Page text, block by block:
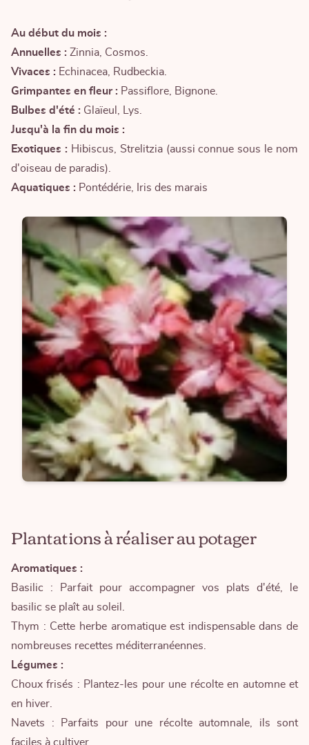
Au début du mois :
Annuelles : Zinnia, Cosmos.
Vivaces : Echinacea, Rudbeckia.
Grimpantes en fleur : Passiflore, Bignone.
Bulbes d'été : Glaïeul, Lys.
Jusqu'à la fin du mois :
Exotiques : Hibiscus, Strelitzia (aussi connue sous le nom
d'oiseau de paradis).
Aquatiques : Pontédérie, Iris des marais
Plantations à réaliser au potager
Aromatiques :
Basilic : Parfait pour accompagner vos plats d'été, le
basilic se plaît au soleil.
Thym : Cette herbe aromatique est indispensable dans de
nombreuses recettes méditerranéennes.
Légumes :
Choux frisés : Plantez-les pour une récolte en automne et
en hiver.
Navets : Parfaits pour une récolte automnale, ils sont
faciles à cultiver.